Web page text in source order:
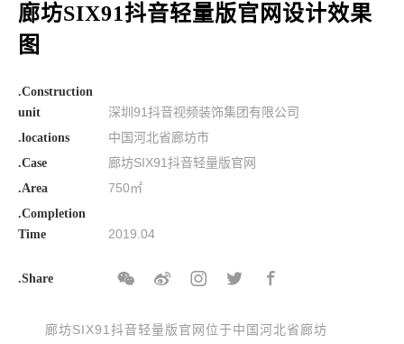
廊坊SIX91抖音轻量版官网设计效果
图
.Construction
unit
深圳91抖音视频装饰集团有限公司
.locations 中国河北省廊坊市
.Case 廊坊SIX91抖音轻量版官网
.Area 750㎡
.Completion
Time
2019.04
.Share
廊坊SIX91抖音轻量版官网位于中国河北省廊坊